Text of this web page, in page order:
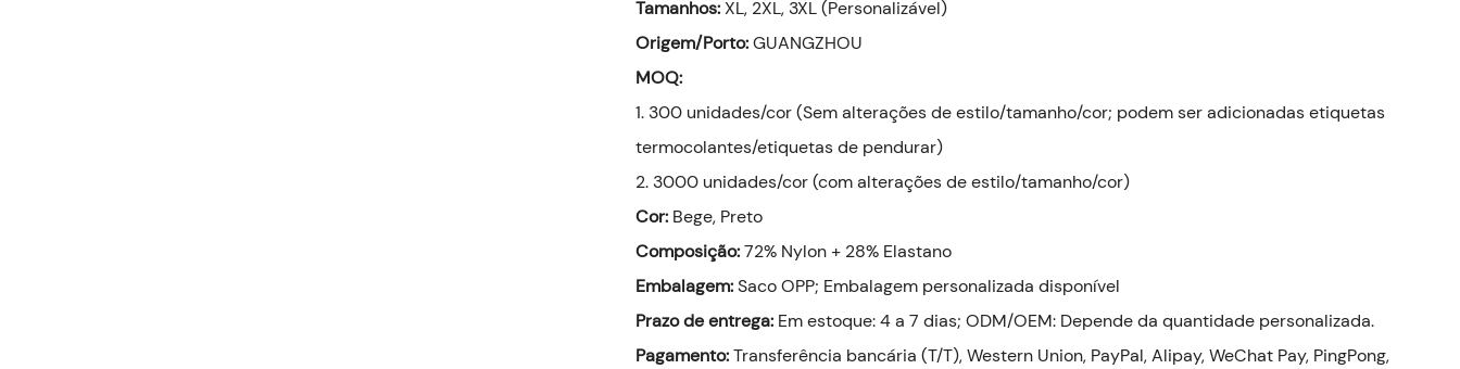
Tamanhos:XL, 2XL, 3XL (Personalizável)
Origem/Porto:GUANGZHOU
MOQ:
1. 300 unidades/cor (Sem alterações de estilo/tamanho/cor; podem ser adicionadas etiquetas
termocolantes/etiquetas de pendurar)
2. 3000 unidades/cor (com alterações de estilo/tamanho/cor)
Cor: Bege, Preto
Composição:72% Nylon + 28% Elastano
Embalagem:Saco OPP; Embalagem personalizada disponível
Prazo de entrega: Em estoque: 4 a 7 dias; ODM/OEM: Depende da quantidade personalizada.
Pagamento:Transferência bancária (T/T), Western Union, PayPal, Alipay, WeChat Pay, PingPong,